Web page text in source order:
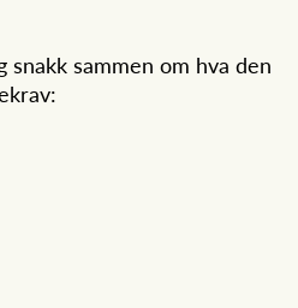
sammen om hva den